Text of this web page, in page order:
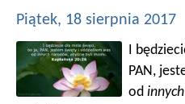
Piątek, 18 sierpnia 2017
I
PAN,
odinnych